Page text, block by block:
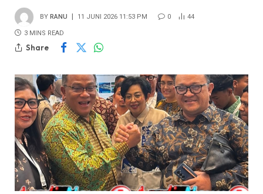
BY RANU 11 JUNI 2026 11:53 PM 0 44
3 MINS READ
Share